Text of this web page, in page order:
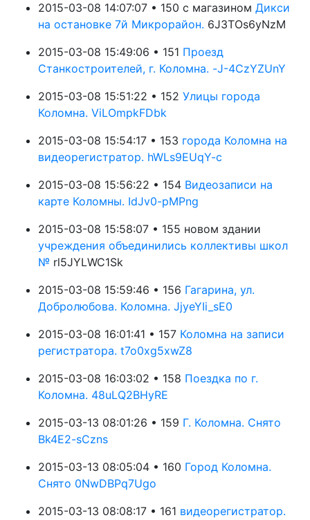
2015-03-08 14:07:07 • 150 с магазином Дикси
на остановке 7й Микрорайон. 6J3TOs6yNzM
2015-03-08 15:49:06 • 151 Проезд
Станкостроителей, г. Коломна. -J-4CzYZUnY
2015-03-08 15:51:22 • 152 Улицы города
Коломна. ViLOmpkFDbk
2015-03-08 15:54:17 • 153 города Коломна на
видеорегистратор. hWLs9EUqY-c
2015-03-08 15:56:22 • 154 Видеозаписи на
карте Коломны. IdJv0-pMPng
2015-03-08 15:58:07 • 155 новом здании
учреждения объединились коллективы школ
№ rl5JYLWC1Sk
2015-03-08 15:59:46 • 156 Гагарина, ул.
Добролюбова. Коломна. JjyeYIi_sE0
2015-03-08 16:01:41 • 157 Коломна на записи
регистратора. t7o0xg5xwZ8
2015-03-08 16:03:02 • 158 Поездка по г.
Коломна. 48uLQ2BHyRE
2015-03-13 08:01:26 • 159 Г. Коломна. Снято
Bk4E2-sCzns
2015-03-13 08:05:04 • 160 Город Коломна.
Снято 0NwDBPq7Ugo
2015-03-13 08:08:17 • 161 видеорегистратор.